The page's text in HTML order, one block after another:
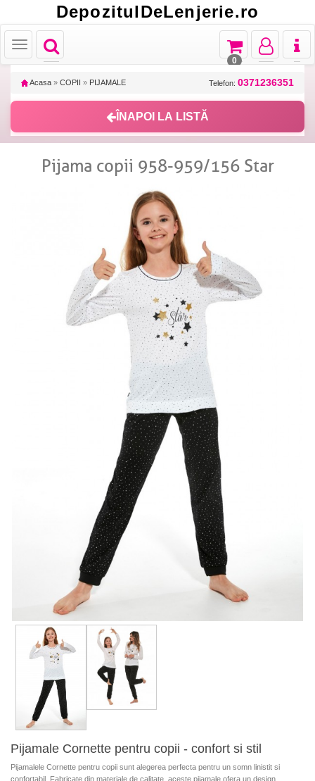
DepozitulDeLenjerie.ro
Toggle
navigation
Toggle
Toggle
navigation
Toggle
navigation
Toggle
navigation
0
Acasa » COPII » PIJAMALE Telefon: 0371236351
ÎNAPOI LA LISTĂ
Pijama copii 958-959/156 Star
Pijamale Cornette pentru copii - confort si stil
Pijamalele Cornette pentru copii sunt alegerea perfecta pentru un somn linistit si
confortabil. Fabricate din materiale de calitate, aceste pijamale ofera un design